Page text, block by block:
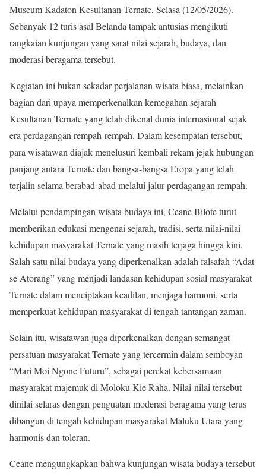
Museum Kadaton Kesultanan Ternate, Selasa (12/05/2026).
Sebanyak 12 turis asal Belanda tampak antusias mengikuti
rangkaian kunjungan yang sarat nilai sejarah, budaya, dan
moderasi beragama tersebut.
Kegiatan ini bukan sekadar perjalanan wisata biasa, melainkan
bagian dari upaya memperkenalkan kemegahan sejarah
Kesultanan Ternate yang telah dikenal dunia internasional sejak
era perdagangan rempah-rempah. Dalam kesempatan tersebut,
para wisatawan diajak menelusuri kembali rekam jejak hubungan
panjang antara Ternate dan bangsa-bangsa Eropa yang telah
terjalin selama berabad-abad melalui jalur perdagangan rempah.
Melalui pendampingan wisata budaya ini, Ceane Bilote turut
memberikan edukasi mengenai sejarah, tradisi, serta nilai-nilai
kehidupan masyarakat Ternate yang masih terjaga hingga kini.
Salah satu nilai budaya yang diperkenalkan adalah falsafah “Adat
se Atorang” yang menjadi landasan kehidupan sosial masyarakat
Ternate dalam menciptakan keadilan, menjaga harmoni, serta
memperkuat kehidupan masyarakat di tengah tantangan zaman.
Selain itu, wisatawan juga diperkenalkan dengan semangat
persatuan masyarakat Ternate yang tercermin dalam semboyan
“Mari Moi Ngone Futuru”, sebagai perekat kebersamaan
masyarakat majemuk di Moloku Kie Raha. Nilai-nilai tersebut
dinilai selaras dengan penguatan moderasi beragama yang terus
dibangun di tengah kehidupan masyarakat Maluku Utara yang
harmonis dan toleran.
Ceane mengungkapkan bahwa kunjungan wisata budaya tersebut